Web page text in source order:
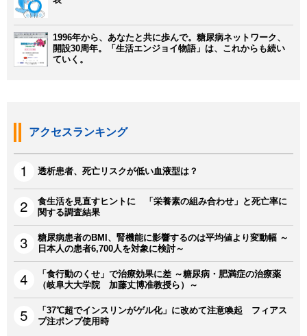
1996年から、あなたと共に歩んで。糖尿病ネットワーク、
開設30周年。「生活エンジョイ物語」は、これからも続い
ていく。
アクセスランキング
透析患者、死亡リスクが低い血液型は？
食生活を見直すヒントに 「栄養素の組み合わせ」と死亡率に
関する調査結果
糖尿病患者のBMI、腎機能に影響するのは平均値より変動幅 ～
日本人の患者6,700人を対象に検討～
「食行動のくせ」で治療効果に差 ～糖尿病・肥満症の治療薬
（岐阜大大学院 加藤丈博准教授ら）～
「37℃超でインスリンがゲル化」に改めて注意喚起 フィアス
プ注ポンプ使用時